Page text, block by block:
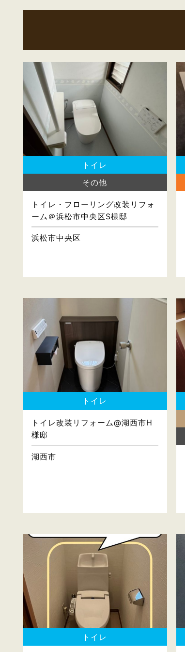
トイレ
その他
トイレ・フローリング改装リフォ
ーム＠浜松市中央区S様邸
浜松市中央区
トイレ
トイレ改装リフォーム@湖西市H
様邸
湖西市
トイレ